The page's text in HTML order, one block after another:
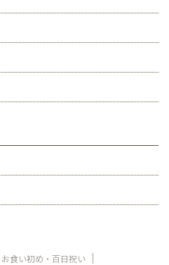
お食い初め・百日祝い